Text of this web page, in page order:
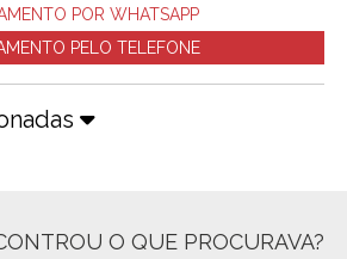
POR WHATSAPP
PELO TELEFONE
O QUE PROCURAVA?